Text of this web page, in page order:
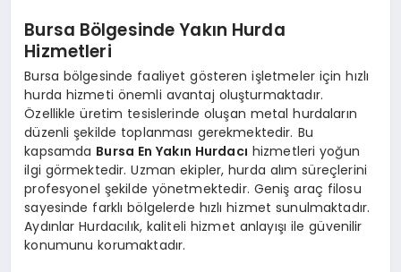
Bursa Bölgesinde Yakın Hurda
Hizmetleri
Bursa bölgesinde faaliyet gösteren işletmeler için hızlı
hurda hizmeti önemli avantaj oluşturmaktadır.
Özellikle üretim tesislerinde oluşan metal hurdaların
düzenli şekilde toplanması gerekmektedir. Bu
kapsamda Bursa En Yakın Hurdacı hizmetleri yoğun
ilgi görmektedir. Uzman ekipler, hurda alım süreçlerini
profesyonel şekilde yönetmektedir. Geniş araç filosu
sayesinde farklı bölgelerde hızlı hizmet sunulmaktadır.
Aydınlar Hurdacılık, kaliteli hizmet anlayışı ile güvenilir
konumunu korumaktadır.